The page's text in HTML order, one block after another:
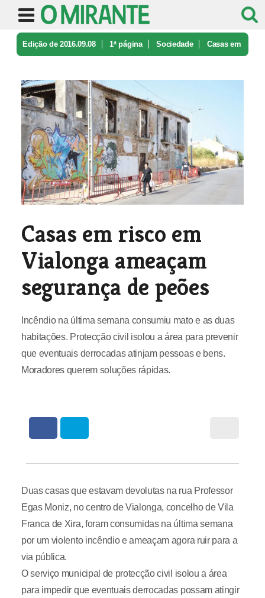
Edição de 2016.09.08 1ª página Sociedade Casas em
Casas em risco em
Vialonga ameaçam
segurança de peões
Incêndio na última semana consumiu mato e as duas
habitações. Protecção civil isolou a área para prevenir
que eventuais derrocadas atinjam pessoas e bens.
Moradores querem soluções rápidas.
Duas casas que estavam devolutas na rua Professor
Egas Moniz, no centro de Vialonga, concelho de Vila
Franca de Xira, foram consumidas na última semana
por um violento incêndio e ameaçam agora ruir para a
via pública.
O serviço municipal de protecção civil isolou a área
para impedir que eventuais derrocadas possam atingir